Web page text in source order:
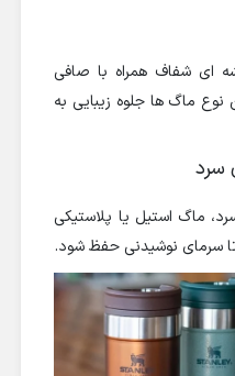
ای شفاف همراه با صافی
نوع ماگ ها جلوه زیبایی به
سرد
ماگ استیل یا پلاستیکی
سرمای نوشیدنی حفظ شود.